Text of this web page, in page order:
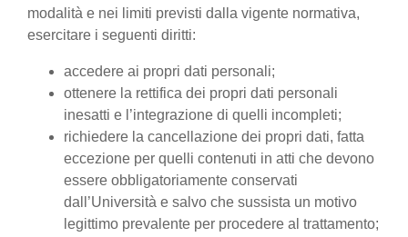
modalità e nei limiti previsti dalla vigente normativa,
esercitare i seguenti diritti:
accedere ai propri dati personali;
ottenere la rettifica dei propri dati personali
inesatti e l’integrazione di quelli incompleti;
richiedere la cancellazione dei propri dati, fatta
eccezione per quelli contenuti in atti che devono
essere obbligatoriamente conservati
dall’Università e salvo che sussista un motivo
legittimo prevalente per procedere al trattamento;